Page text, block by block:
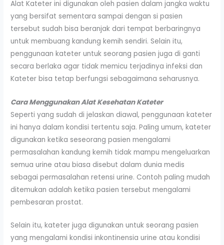
Alat Kateter ini digunakan oleh pasien dalam jangka waktu
yang bersifat sementara sampai dengan si pasien
tersebut sudah bisa beranjak dari tempat berbaringnya
untuk membuang kandung kemih sendiri. Selain itu,
penggunaan kateter untuk seorang pasien juga di ganti
secara berlaka agar tidak memicu terjadinya infeksi dan
Kateter bisa tetap berfungsi sebagaimana seharusnya.
Cara Menggunakan Alat Kesehatan Kateter
Seperti yang sudah di jelaskan diawal, penggunaan kateter
ini hanya dalam kondisi tertentu saja. Paling umum, kateter
digunakan ketika seseorang pasien mengalami
permasalahan kandung kemih tidak mampu mengeluarkan
semua urine atau biasa disebut dalam dunia medis
sebagai permasalahan retensi urine. Contoh paling mudah
ditemukan adalah ketika pasien tersebut mengalami
pembesaran prostat.
Selain itu, kateter juga digunakan untuk seorang pasien
yang mengalami kondisi inkontinensia urine atau kondisi